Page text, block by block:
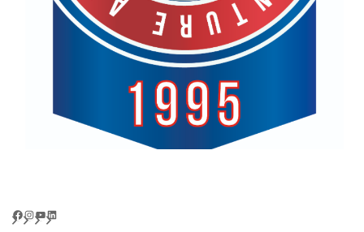
Facebook InstagramYouTube LinkedIn